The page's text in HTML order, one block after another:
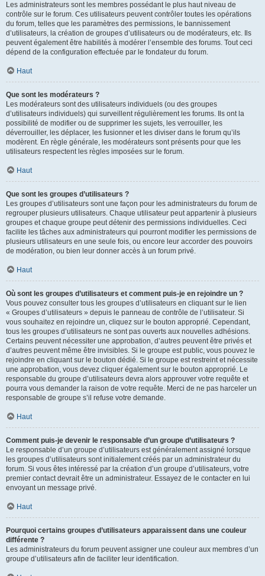
Les administrateurs sont les membres possédant le plus haut niveau de
contrôle sur le forum. Ces utilisateurs peuvent contrôler toutes les opérations
du forum, telles que les paramètres des permissions, le bannissement
d’utilisateurs, la création de groupes d’utilisateurs ou de modérateurs, etc. Ils
peuvent également être habilités à modérer l’ensemble des forums. Tout ceci
dépend de la configuration effectuée par le fondateur du forum.
Haut
Que sont les modérateurs ?
Les modérateurs sont des utilisateurs individuels (ou des groupes
d’utilisateurs individuels) qui surveillent régulièrement les forums. Ils ont la
possibilité de modifier ou de supprimer les sujets, les verrouiller, les
déverrouiller, les déplacer, les fusionner et les diviser dans le forum qu’ils
modèrent. En règle générale, les modérateurs sont présents pour que les
utilisateurs respectent les règles imposées sur le forum.
Haut
Que sont les groupes d’utilisateurs ?
Les groupes d’utilisateurs sont une façon pour les administrateurs du forum de
regrouper plusieurs utilisateurs. Chaque utilisateur peut appartenir à plusieurs
groupes et chaque groupe peut détenir des permissions individuelles. Ceci
facilite les tâches aux administrateurs qui pourront modifier les permissions de
plusieurs utilisateurs en une seule fois, ou encore leur accorder des pouvoirs
de modération, ou bien leur donner accès à un forum privé.
Haut
Où sont les groupes d’utilisateurs et comment puis-je en rejoindre un ?
Vous pouvez consulter tous les groupes d’utilisateurs en cliquant sur le lien
« Groupes d’utilisateurs » depuis le panneau de contrôle de l’utilisateur. Si
vous souhaitez en rejoindre un, cliquez sur le bouton approprié. Cependant,
tous les groupes d’utilisateurs ne sont pas ouverts aux nouvelles adhésions.
Certains peuvent nécessiter une approbation, d’autres peuvent être privés et
d’autres peuvent même être invisibles. Si le groupe est public, vous pouvez le
rejoindre en cliquant sur le bouton dédié. Si le groupe est restreint et nécessite
une approbation, vous devez cliquer également sur le bouton approprié. Le
responsable du groupe d’utilisateurs devra alors approuver votre requête et
pourra vous demander la raison de votre requête. Merci de ne pas harceler un
responsable de groupe s’il refuse votre demande.
Haut
Comment puis-je devenir le responsable d’un groupe d’utilisateurs ?
Le responsable d’un groupe d’utilisateurs est généralement assigné lorsque
les groupes d’utilisateurs sont initialement créés par un administrateur du
forum. Si vous êtes intéressé par la création d’un groupe d’utilisateurs, votre
premier contact devrait être un administrateur. Essayez de le contacter en lui
envoyant un message privé.
Haut
Pourquoi certains groupes d’utilisateurs apparaissent dans une couleur
différente ?
Les administrateurs du forum peuvent assigner une couleur aux membres d’un
groupe d’utilisateurs afin de faciliter leur identification.